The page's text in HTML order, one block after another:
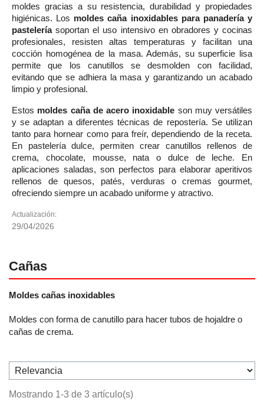
Cañas
Moldes cañas inoxidables
Moldes con forma de canutillo para hacer tubos de hojaldre o
cañas de crema.
Mostrando 1-3 de 3 artículo(s)
moldes gracias a su resistencia, durabilidad y propiedades
higiénicas. Los moldes caña inoxidables para panadería y
pasteleríasoportan el uso intensivo en obradores y cocinas
profesionales, resisten altas temperaturas y facilitan una
cocción homogénea de la masa. Además, su superficie lisa
permite que los canutillos se desmolden con facilidad,
evitando que se adhiera la masa y garantizando un acabado
limpio y profesional.
Estos moldes caña de acero inoxidable son muy versátiles
y se adaptan a diferentes técnicas de repostería. Se utilizan
tanto para hornear como para freír, dependiendo de la receta.
En pastelería dulce, permiten crear canutillos rellenos de
crema, chocolate, mousse, nata o dulce de leche. En
aplicaciones saladas, son perfectos para elaborar aperitivos
rellenos de quesos, patés, verduras o cremas gourmet,
ofreciendo siempre un acabado uniforme y atractivo.
Actualización:
29/04/2026